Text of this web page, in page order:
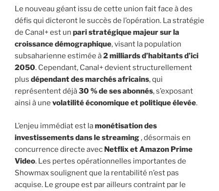
Le nouveau géant issu de cette union fait face à des
défis qui dicteront le succès de l’opération. La stratégie
de Canal+ est un pari stratégique majeur sur la
croissance démographique, visant la population
subsaharienne estimée à2 milliards d’habitants d’ici
2050. Cependant, Canal+ devient structurellement
plus dépendant des marchés africains, qui
représentent déjà30 % de ses abonnés, s’exposant
ainsi à une volatilité économique et politique élevée.
L’enjeu immédiat est lamonétisation des
investissements dans le streaming, désormais en
concurrence directe avec Netflix et Amazon Prime
Video. Les pertes opérationnelles importantes de
Showmax soulignent que la rentabilité n’est pas
acquise. Le groupe est par ailleurs contraint par le